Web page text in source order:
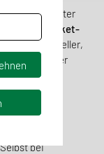
muss es weiter
Post-Market-
dem Hersteller,
Händler
und diese
und
Selbst bei